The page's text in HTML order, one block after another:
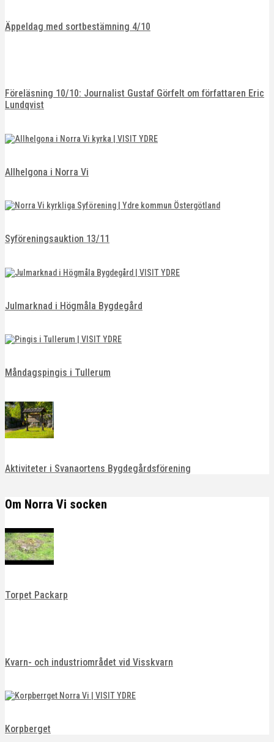
Äppeldag med sortbestämning 4/10
Föreläsning 10/10: Journalist Gustaf Görfelt om författaren Eric
Lundqvist
Allhelgona i Norra Vi
Syföreningsauktion 13/11
Julmarknad i Högmåla Bygdegård
Måndagspingis i Tullerum
Aktiviteter i Svanaortens Bygdegårdsförening
Om Norra Vi socken
Torpet Packarp
Kvarn- och industriområdet vid Visskvarn
Korpberget